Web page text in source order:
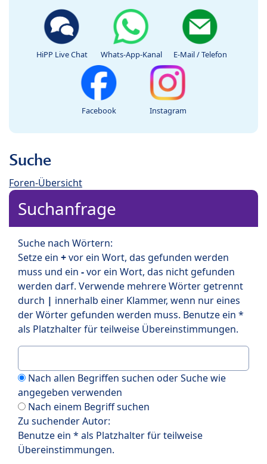
HiPP Live Chat Whats-App-Kanal E-Mail / Telefon
Facebook Instagram
Suche
Foren-Übersicht
Suchanfrage
Suche nach Wörtern:
Setze ein +vor ein Wort, das gefunden werden
muss und ein -vor ein Wort, das nicht gefunden
werden darf. Verwende mehrere Wörter getrennt
durch | innerhalb einer Klammer, wenn nur eines
der Wörter gefunden werden muss. Benutze ein *
als Platzhalter für teilweise Übereinstimmungen.
Nach allen Begriffen suchen oder Suche wie
angegeben verwenden
Nach einem Begriff suchen
Zu suchender Autor:
Benutze ein * als Platzhalter für teilweise
Übereinstimmungen.